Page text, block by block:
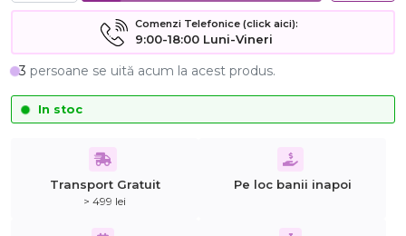
Comenzi Telefonice (click aici):
9:00-18:00 Luni-Vineri
3 persoane se uită acum la acest produs.
In stoc
Transport Gratuit
> 499 lei
Pe loc banii inapoi